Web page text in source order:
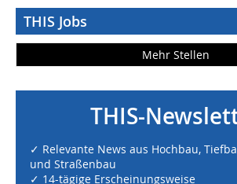
THIS Jobs
Mehr Stellen
THIS-
✓ Relevante News aus Hochbau,
und Straßenbau
✓ 14-tägige Erscheinungsweise